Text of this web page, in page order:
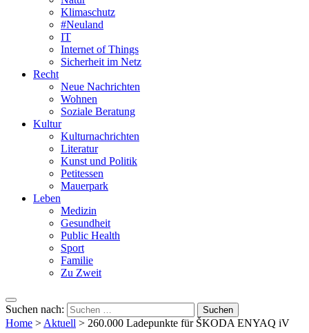
Klimaschutz
#Neuland
IT
Internet of Things
Sicherheit im Netz
Recht
Neue Nachrichten
Wohnen
Soziale Beratung
Kultur
Kulturnachrichten
Literatur
Kunst und Politik
Petitessen
Mauerpark
Leben
Medizin
Gesundheit
Public Health
Sport
Familie
Zu Zweit
Suchen nach:
Home >Aktuell > 260.000 Ladepunkte für ŠKODA ENYAQ iV